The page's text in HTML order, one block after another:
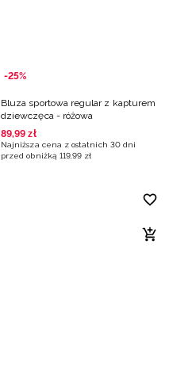
-25%
Bluza sportowa regular z kapturem
dziewczęca - różowa
89,99 zł
Najniższa cena z ostatnich 30 dni
przed obniżką 119,99 zł